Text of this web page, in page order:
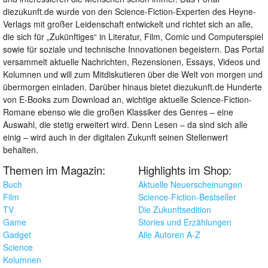
diezukunft.de wurde von den Science-Fiction-Experten des Heyne-
Verlags mit großer Leidenschaft entwickelt und richtet sich an alle,
die sich für „Zukünftiges“ in Literatur, Film, Comic und Computerspiel
sowie für soziale und technische Innovationen begeistern. Das Portal
versammelt aktuelle Nachrichten, Rezensionen, Essays, Videos und
Kolumnen und will zum Mitdiskutieren über die Welt von morgen und
übermorgen einladen. Darüber hinaus bietet diezukunft.de Hunderte
von E-Books zum Download an, wichtige aktuelle Science-Fiction-
Romane ebenso wie die großen Klassiker des Genres – eine
Auswahl, die stetig erweitert wird. Denn Lesen – da sind sich alle
einig – wird auch in der digitalen Zukunft seinen Stellenwert
behalten.
Themen im Magazin:
Buch
Film
TV
Game
Gadget
Science
Kolumnen
Highlights im Shop:
Aktuelle Neuerscheinungen
Science-Fiction-Bestseller
Die Zukunftsedition
Stories und Erzählungen
Alle Autoren A-Z